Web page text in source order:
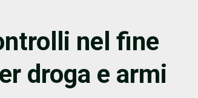
nel fine
droga e armi